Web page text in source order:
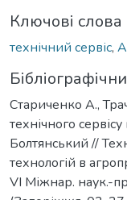
Ключові слова
технічний сервіс,
Стариченко А.,
технічного
Болтянський //
технологій в
VI Міжнар. наук.-